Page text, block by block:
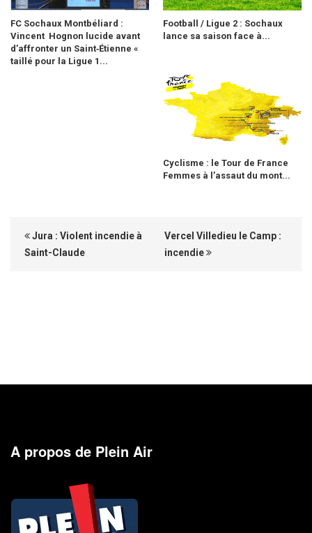
FC Sochaux Montbéliard :
Vincent Hognon lucide avant
d’affronter un Saint‑Étienne «
taillé pour la Ligue 1...
Football / Ligue 2 : Sochaux
lance sa saison face à...
Cyclisme : le Tour de France
Femmes à l’assaut du mont...
Jura : Violent incendie à
Saint-Claude
Vercel Villedieu le Camp :
incendie
A propos de Plein Air